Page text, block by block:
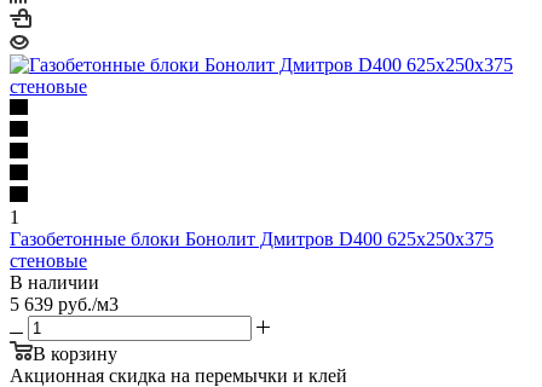
1
Газобетонные блоки Бонолит Дмитров D400 625х250х375
стеновые
В наличии
5 639 руб./м3
В корзину
Акционная скидка на перемычки и клей